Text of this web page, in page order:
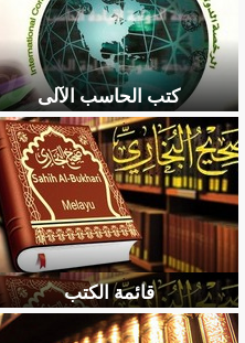
كتب الحاسب الآلى
قائمة الكتب